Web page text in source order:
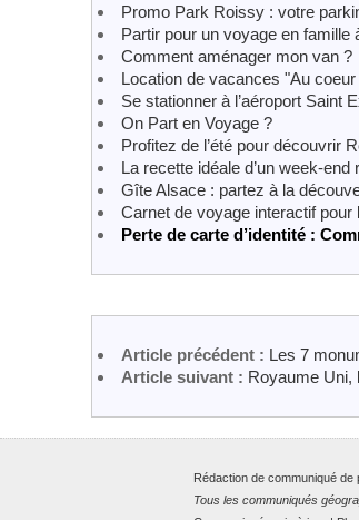
Promo Park Roissy : votre
Partir pour un voyage en famille
Comment aménager mon van ?
Location de vacances "Au
Se stationner à l’aéroport Saint
On Part en Voyage ?
Profitez de l’été pour découvrir
La recette idéale d’un week-end
Gîte Alsace : partez à la
Carnet de voyage interactif pour
Perte de carte d’identité :
Article précédent : Les 7
Article suivant : Royaume Uni,
Rédaction de communiqué de
Tous les communiqués